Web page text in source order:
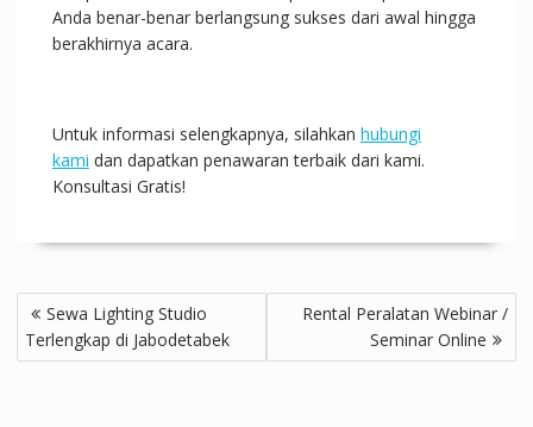
Anda benar-benar berlangsung sukses dari awal hingga
berakhirnya acara.
Untuk informasi selengkapnya, silahkan hubungi
kami dan dapatkan penawaran terbaik dari kami.
Konsultasi Gratis!
Post
navigation
Sewa Lighting Studio
Terlengkap di Jabodetabek
Rental Peralatan Webinar /
Seminar Online